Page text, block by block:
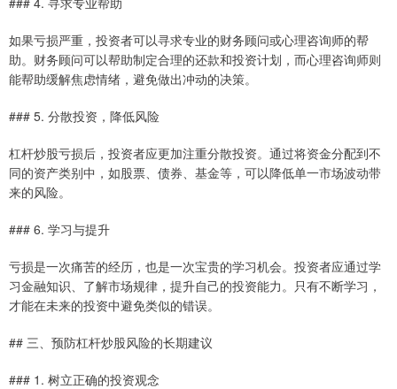
如果亏损严重，投资者可以寻求专业的财务顾问或心理咨询师的帮
助。财务顾问可以帮助制定合理的还款和投资计划，而心理咨询师则
能帮助缓解焦虑情绪，避免做出冲动的决策。
### 5. 分散投资，降低风险
杠杆炒股亏损后，投资者应更加注重分散投资。通过将资金分配到不
同的资产类别中，如股票、债券、基金等，可以降低单一市场波动带
来的风险。
### 6. 学习与提升
亏损是一次痛苦的经历，也是一次宝贵的学习机会。投资者应通过学
习金融知识、了解市场规律，提升自己的投资能力。只有不断学习，
才能在未来的投资中避免类似的错误。
## 三、预防杠杆炒股风险的长期建议
### 1. 树立正确的投资观念